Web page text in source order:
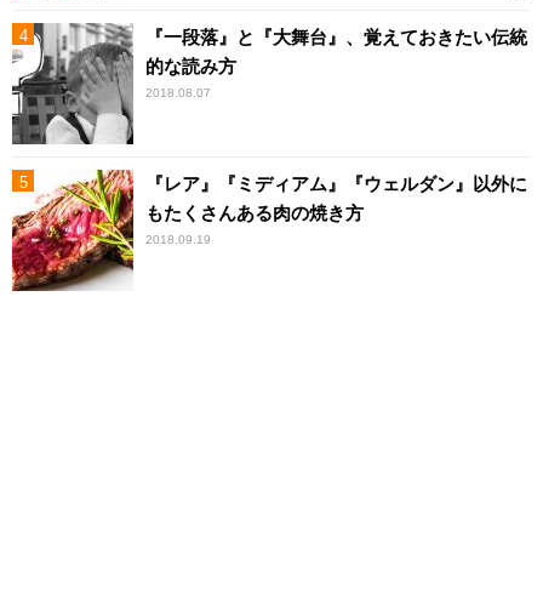
『一段落』と『大舞台』、覚えておきたい伝統
的な読み方
2018.08.07
『レア』『ミディアム』『ウェルダン』以外に
もたくさんある肉の焼き方
2018.09.19